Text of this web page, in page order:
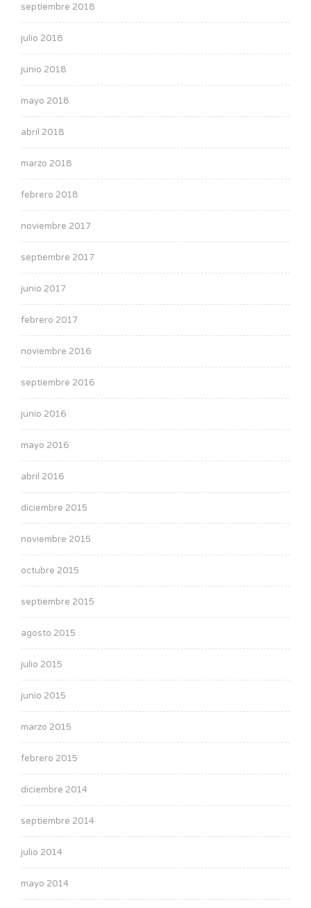
septiembre 2018
julio 2018
junio 2018
mayo 2018
abril 2018
marzo 2018
febrero 2018
noviembre 2017
septiembre 2017
junio 2017
febrero 2017
noviembre 2016
septiembre 2016
junio 2016
mayo 2016
abril 2016
diciembre 2015
noviembre 2015
octubre 2015
septiembre 2015
agosto 2015
julio 2015
junio 2015
marzo 2015
febrero 2015
diciembre 2014
septiembre 2014
julio 2014
mayo 2014